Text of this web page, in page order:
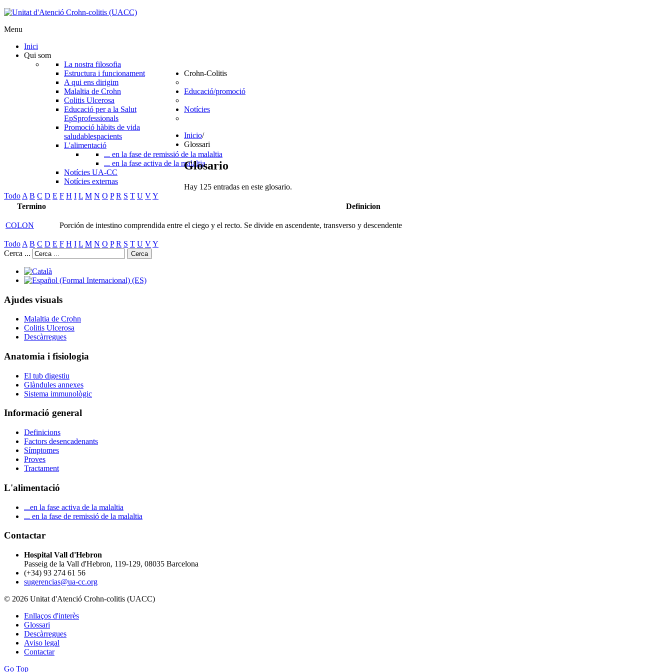
Menu
Inici
Qui som
La nostra filosofia
Estructura i funcionament
A qui ens dirigim
Crohn-Colitis
Malaltia de Crohn
Colitis Ulcerosa
Educació/promoció
Educació per a la Salut
EpSprofessionals
Promoció hàbits de vida
saludablespacients
L'alimentació
... en la fase de remissió de la malaltia
... en la fase activa de la malaltia
Notícies
Notícies UA-CC
Notícies externas
Inicio/
Glossari
Glosario
Hay 125 entradas en este glosario.
Todo A B C D E F H I L M N O P R S T U VY
Termino
Definicion
COLON Porción de intestino comprendida entre el ciego y el recto. Se divide en ascendente, transverso y descendente
Todo A B C D E F H I L M N O P R S T U VY
Cerca ...
Cerca
Ajudes visuals
Malaltia de Crohn
Colitis Ulcerosa
Descàrregues
Anatomia i fisiologia
El tub digestiu
Glàndules annexes
Sistema immunològic
Informació general
Definicions
Factors desencadenants
Símptomes
Proves
Tractament
L'alimentació
...en la fase activa de la malaltia
... en la fase de remissió de la malaltia
Contactar
Hospital Vall d'Hebron
Passeig de la Vall d'Hebron, 119-129, 08035 Barcelona
(+34) 93 274 61 56
sugerencias@ua-cc.org
© 2026 Unitat d'Atenció Crohn-colitis (UACC)
Enllaços d'interès
Glossari
Descàrregues
Aviso legal
Contactar
Go Top